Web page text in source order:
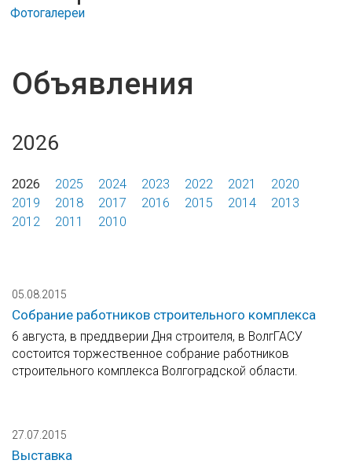
Фотогалереи
Объявления
2026
2026 2025 2024 2023 2022 2021
2020
2019
2018 2017 2016 2015 2014
2013
2012
2011 2010
05.08.2015
Cобрание работников строительного комплекса
6 августа, в преддверии Дня строителя, в ВолгГАСУ
состоится торжественное собрание работников
строительного комплекса Волгоградской области.
27.07.2015
Выставка